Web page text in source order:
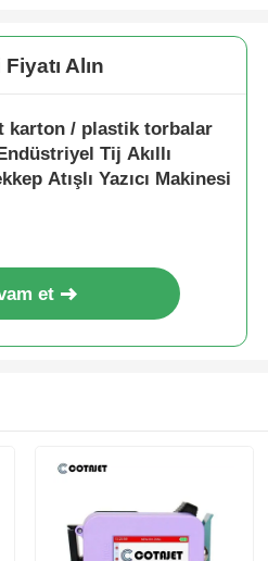
Alın
karton / plastik torbalar
Tij Akıllı
Atışlı Yazıcı Makinesi
et